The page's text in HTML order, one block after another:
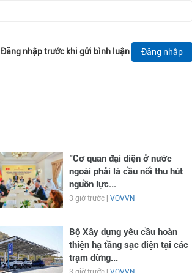
Đăng nhập trước khi gửi bình luận Đăng nhập
"Cơ quan đại diện ở nước
ngoài phải là cầu nối thu hút
nguồn lực...
3 giờ trước | VOVVN
Bộ Xây dựng yêu cầu hoàn
thiện hạ tầng sạc điện tại các
trạm dừng...